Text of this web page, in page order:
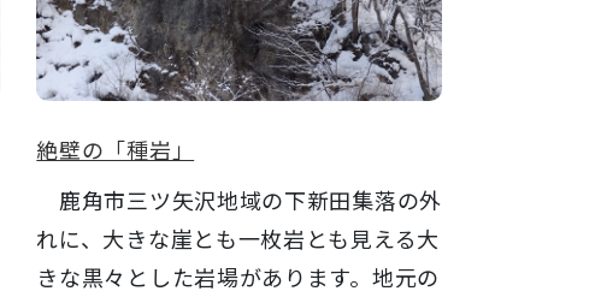
絶壁の「種岩」
鹿角市三ツ矢沢地域の下新田集落の外
れに、大きな崖とも一枚岩とも見える大
きな黒々とした岩場があります。地元の